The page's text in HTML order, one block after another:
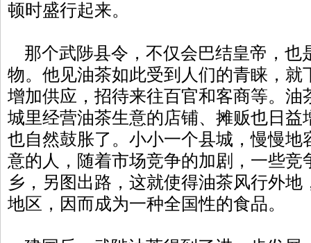
顿时盛行起来。
那个武陟县令，不仅会巴结皇帝，也
物。他见油茶如此受到人们的青睐，就
增加供应，招待来往百官和客商等。油
城里经营油茶生意的店铺、摊贩也日益
也自然鼓胀了。小小一个县城，慢慢地
意的人，随着市场竞争的加剧，一些竞
乡，另图出路，这就使得油茶风行外
地区，因而成为一种全国性的食品。